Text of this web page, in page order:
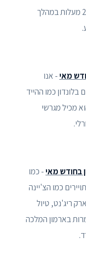
מדיי. הטמפרטורות עומדות בין 16 - 22 מעלות במהלך
מאי- אנו
כמו ההייד
מכיל מגרשי
בחודש מאי- כמו
כמו הצ'יינה
ריג'נט, טיול
בארמון המלכה